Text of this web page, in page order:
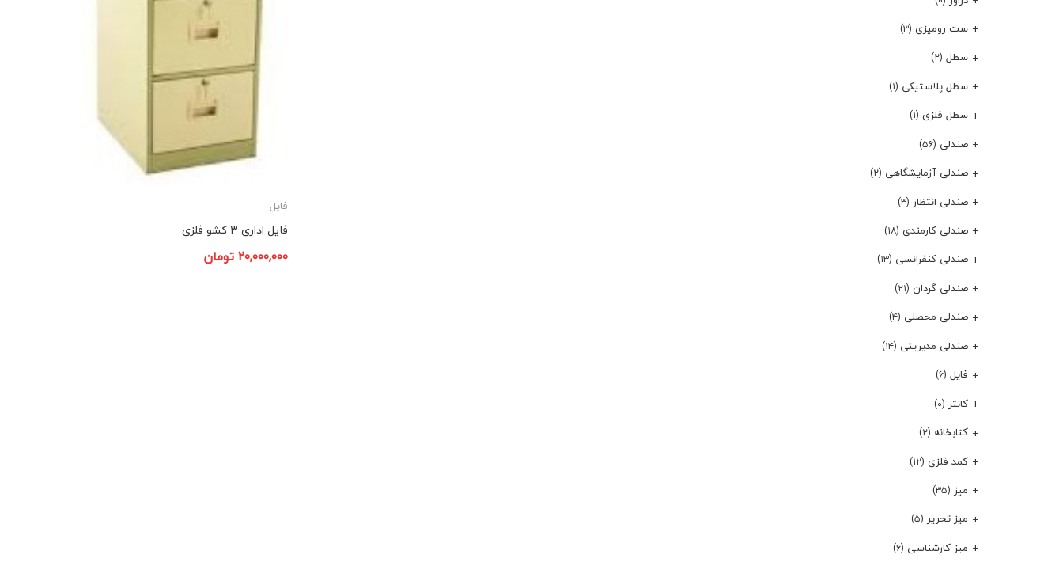
فایل
فایل اداری ۳ کشو فلزی
۲۰,۰۰۰,۰۰۰تومان
ست رومیزی (۳)
سطل (۲)
سطل پلاستیکی (۱)
سطل فلزی (۱)
صندلی (۵۶)
صندلی آزمایشگاهی (۲)
صندلی انتظار (۳)
صندلی کارمندی (۱۸)
صندلی کنفرانسی (۱۳)
صندلی گردان (۲۱)
صندلی محصلی (۴)
صندلی مدیریتی (۱۴)
فایل (۶)
کانتر (۰)
کتابخانه (۲)
کمد فلزی (۱۲)
میز (۳۵)
میز تحریر (۵)
میز کارشناسی (۶)